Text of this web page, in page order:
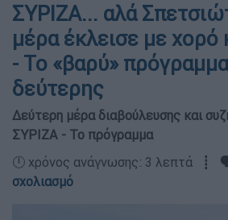
ΣΥΡΙΖΑ... αλά
μέρα έκλεισε με χορό
- Το «βαρύ»
δεύτερης
Δεύτερη μέρα διαβούλευσης και
ΣΥΡΙΖΑ - Το πρόγραμμα
🕛 χρόνος ανάγνωσης: 3 λεπτά ┋
σχολιασμό